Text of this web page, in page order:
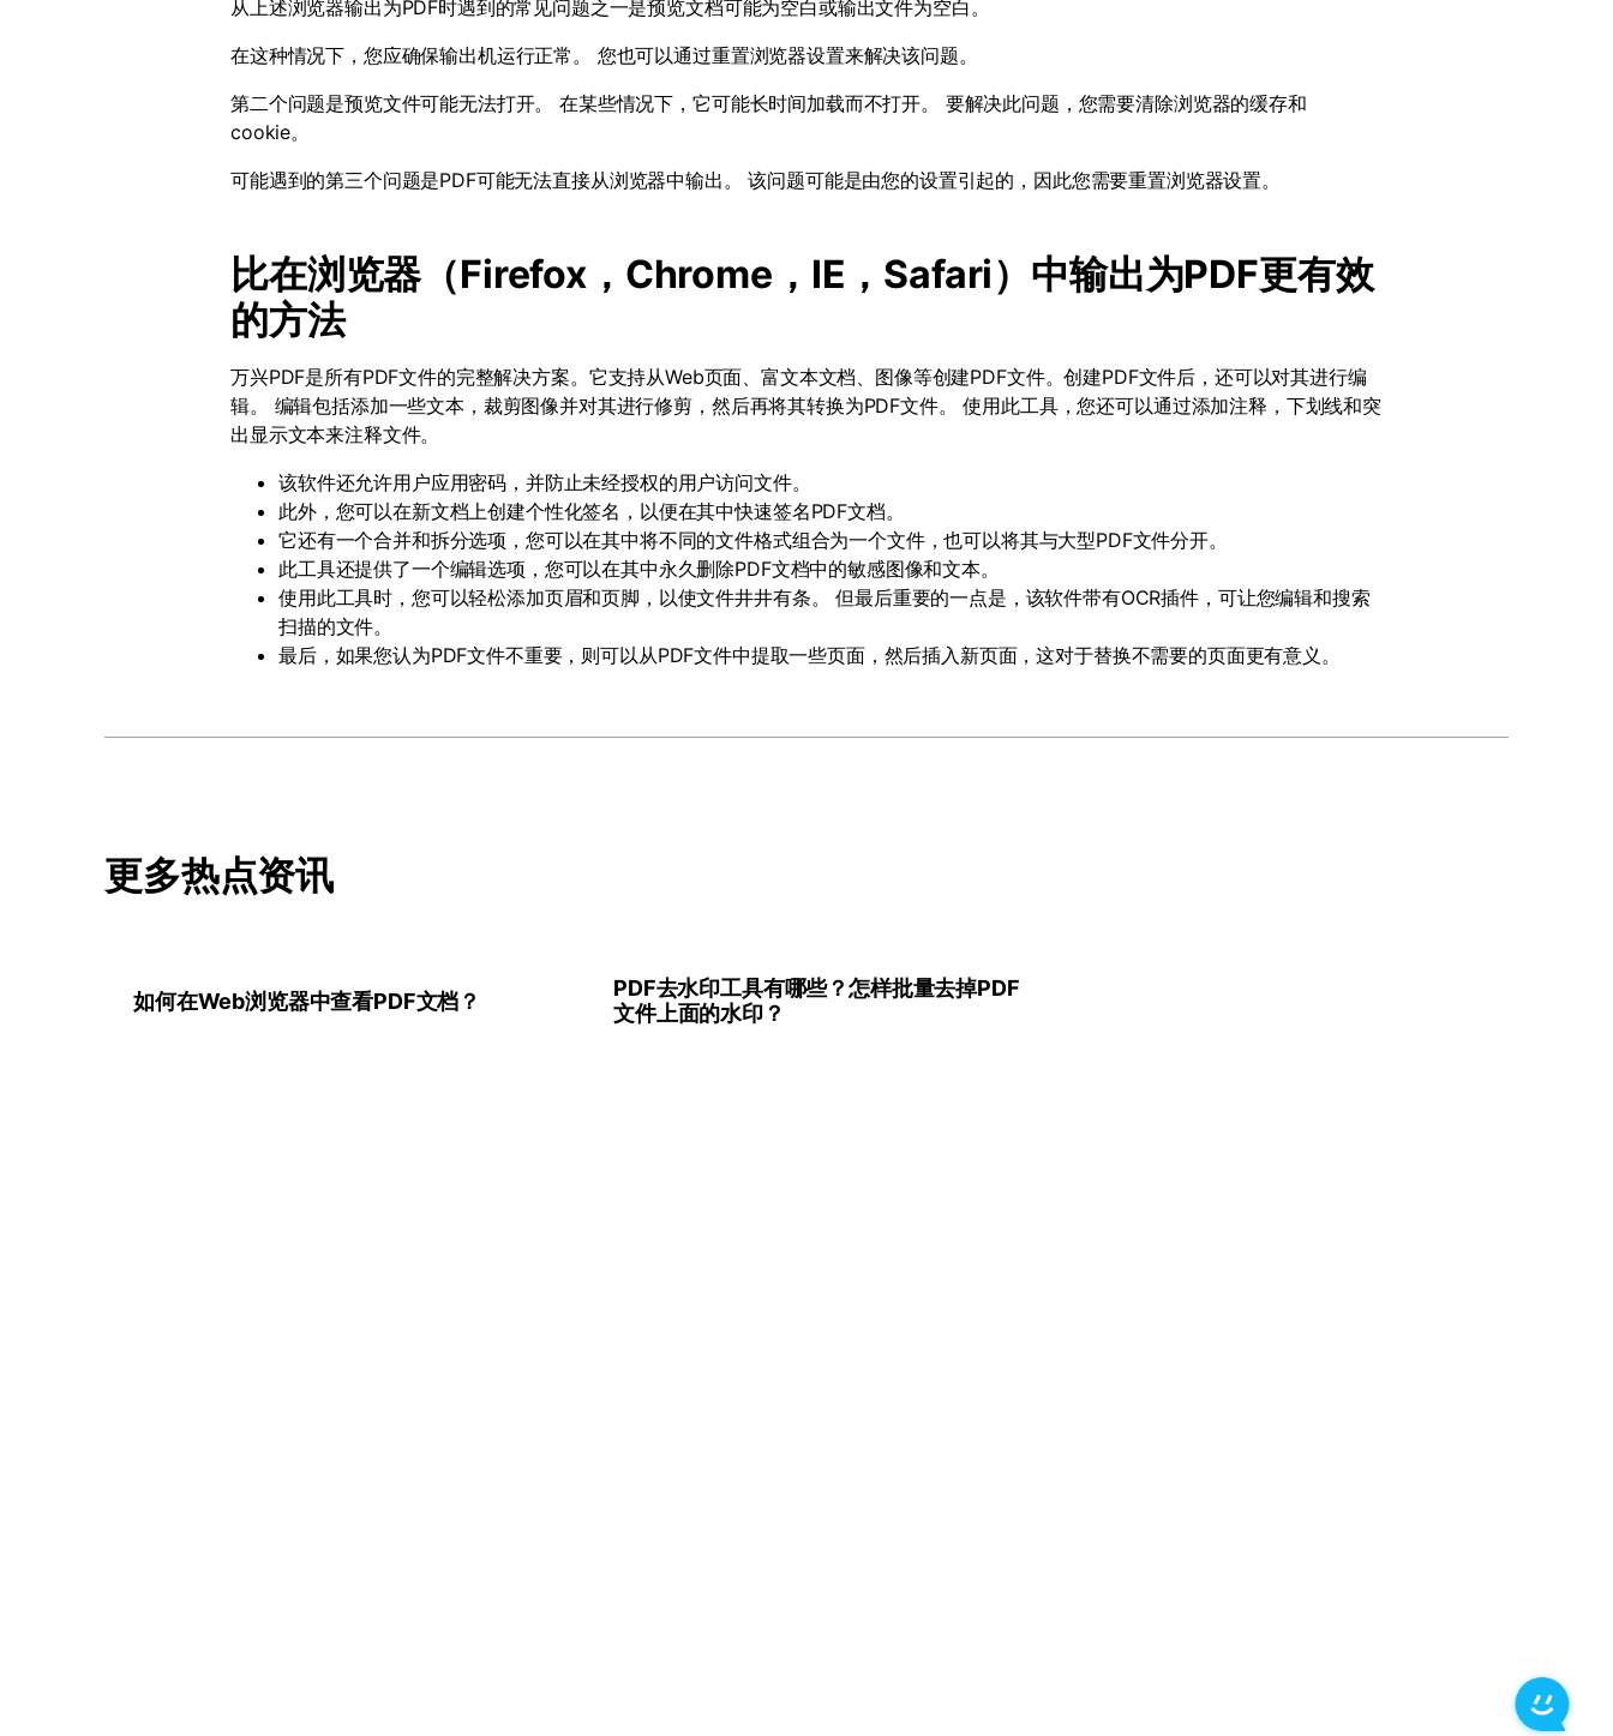
从上述浏览器输出为PDF时遇到的常见问题之一是预览文档可能为空白或输出文件为空白。
在这种情况下，您应确保输出机运行正常。 您也可以通过重置浏览器设置来解决该问题。
第二个问题是预览文件可能无法打开。 在某些情况下，它可能长时间加载而不打开。 要解决此问题，您需要清除浏览器的缓存和
cookie。
可能遇到的第三个问题是PDF可能无法直接从浏览器中输出。 该问题可能是由您的设置引起的，因此您需要重置浏览器设置。
比在浏览器（Firefox， Chrome ， IE ， Safari）中输出为PDF更有效
的方法
万兴PDF是所有PDF文件的完整解决方案。它支持从Web页面、富文本文档、图像等创建PDF文件。创建PDF文件后，还可以对其进行编
辑。 编辑包括添加一些文本，裁剪图像并对其进行修剪，然后再将其转换为PDF文件。 使用此工具，您还可以通过添加注释，下划线和突
出显示文本来注释文件。
该软件还允许用户应用密码，并防止未经授权的用户访问文件。
此外，您可以在新文档上创建个性化签名，以便在其中快速签名PDF文档。
它还有一个合并和拆分选项，您可以在其中将不同的文件格式组合为一个文件，也可以将其与大型PDF文件分开。
此工具还提供了一个编辑选项，您可以在其中永久删除PDF文档中的敏感图像和文本。
使用此工具时，您可以轻松添加页眉和页脚，以使文件井井有条。 但最后重要的一点是，该软件带有OCR插件，可让您编辑和搜索
扫描的文件。
最后，如果您认为PDF文件不重要，则可以从PDF文件中提取一些页面，然后插入新页面，这对于替换不需要的页面更有意义。
更多热点资讯
如何在Web浏览器中查看PDF文档？
PDF去水印工具有哪些？怎样批量去掉PDF
文件上面的水印？